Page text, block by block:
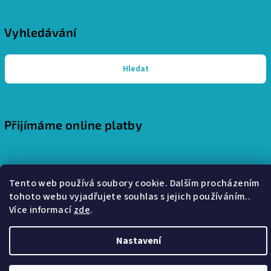
Tento web používá soubory cookie. Dalším procházením
tohoto webu vyjadřujete souhlas s jejich používáním..
Více informacízde.
Nastavení
Vyhledávání
Hledat
Přijímáme online platby
Copyright 2026 Pohodlný interiér - stylové a útulné bydlení
Všechna práva vyhrazena.
Vytvořil Shoptet